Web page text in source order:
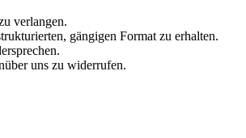
verlangen.
gängigen Format zu erhalten.
uns zu widerrufen.